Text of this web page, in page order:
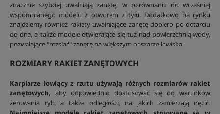
znacznie szybciej uwalniają zanętę, w porównaniu do wcześniej
wspomnianego modelu z otworem z tyłu. Dodatkowo na rynku
znajdziemy również rakiety uwalniające zanętę dopiero po dotarciu
do dna, a także modele otwierające się tuż nad powierzchnią wody,
pozwalające "rozsiać" zanętę na większym obszarze łowiska.
ROZMIARY RAKIET ZANĘTOWYCH
Karpiarze łowiący z rzutu używają różnych rozmiarów rakiet
zanętowych, aby odpowiednio dostosować się do warunków
żerowania ryb, a także odległości, na jakich zamierzają nęcić.